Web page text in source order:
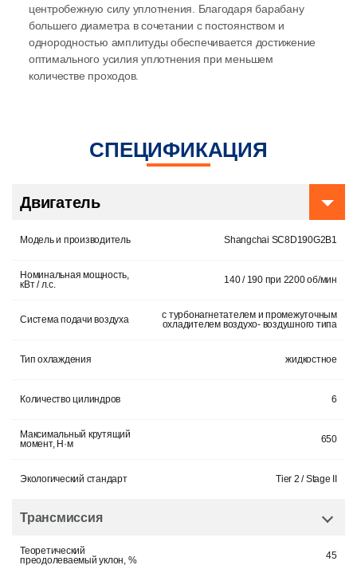
центробежную силу уплотнения. Благодаря барабану
большего диаметра в сочетании с постоянством и
однородностью амплитуды обеспечивается достижение
оптимального усилия уплотнения при меньшем
количестве проходов.
СПЕЦИФИКАЦИЯ
Двигатель
Модель и производитель Shangchai SC8D190G2B1
Номинальная мощность,
кВт / л.с.
140 / 190 при 2200 об/мин
Система подачи воздуха
с турбонагнетателем и промежуточным
охладителем воздухо- воздушного типа
Тип охлаждения жидкостное
Количество цилиндров 6
Максимальный крутящий
момент, Н·м
650
Экологический стандарт Tier 2 / Stage II
Трансмиссия
Теоретический
преодолеваемый уклон, %
45